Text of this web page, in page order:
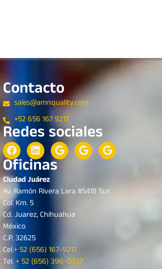
Contacto
sales@amnquality.com
+52 656 167 9217
Redes sociales
Oficinas
Ciudad Juárez
Av. Ramón Rivera Lara #5418 Sur
Col. Km. 5
Cd. Juarez, Chihuahua
México
C.P. 32625
Cel.+ 52 (656) 167-9217
Tel.+ 52 (656) 396-0037